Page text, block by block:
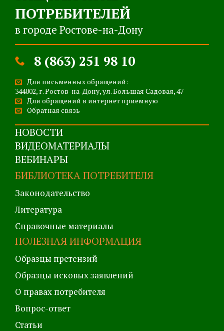
ПОТРЕБИТЕЛЕЙ
в городе Ростове-на-Дону
8 (863) 251 98 10
Для письменных обращений:
344002, г. Ростов-на-Дону, ул. Большая Садовая, 47
Для обращений в интернет приемную
Обратная связь
НОВОСТИ
ВИДЕОМАТЕРИАЛЫ
ВЕБИНАРЫ
БИБЛИОТЕКА ПОТРЕБИТЕЛЯ
Законодательство
Литература
Справочные материалы
ПОЛЕЗНАЯ ИНФОРМАЦИЯ
Образцы претензий
Образцы исковых заявлений
О правах потребителя
Вопрос-ответ
Статьи